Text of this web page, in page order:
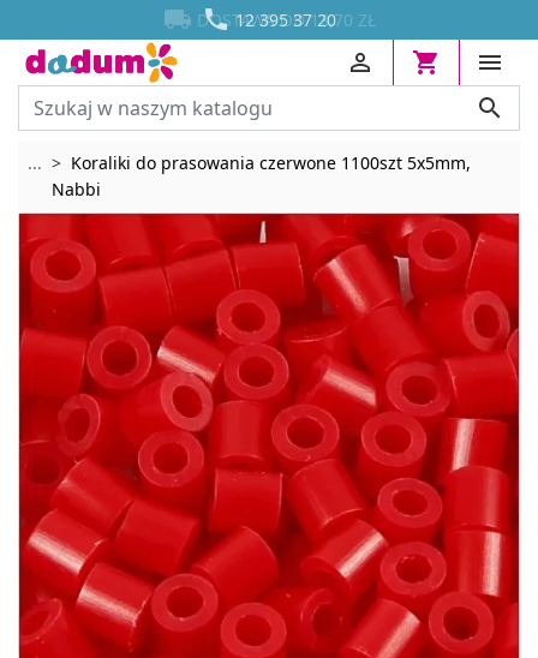

 DOSTAWA OD 13,70 ZŁ






... Rozwiń breadcrumbs
Koraliki do prasowania czerwone 1100szt 5x5mm,
Nabbi